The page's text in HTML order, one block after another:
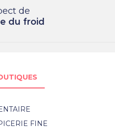
de
du froid
FINE